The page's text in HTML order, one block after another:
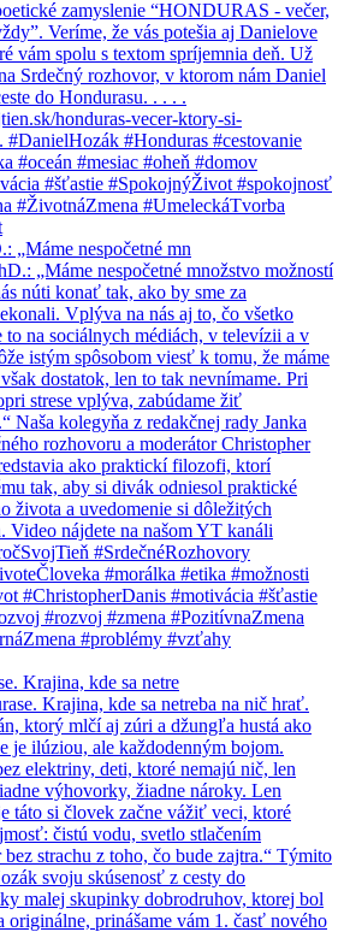
„Máme nespočetné mn
Krajina, kde sa netre